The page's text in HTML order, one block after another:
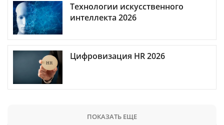
Технологии искусственного
интеллекта 2026
Цифровизация HR 2026
ПОКАЗАТЬ ЕЩЕ